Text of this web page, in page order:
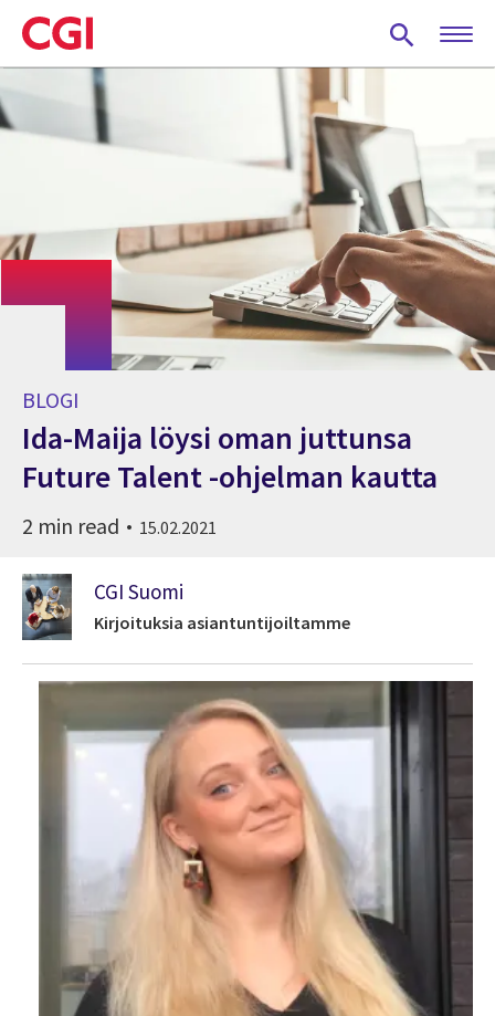
Skip
to
main
BLOGI
Ida-Maija löysi oman juttunsa
Future Talent -ohjelman kautta
2 min read 15.02.2021
CGI Suomi
Kirjoituksia asiantuntijoiltamme